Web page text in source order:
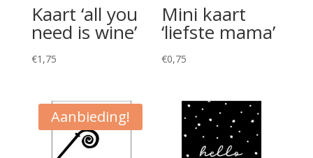
Kaart ‘all you
need is wine’
€1,75
Mini kaart
‘liefste mama’
€0,75
Aanbieding!